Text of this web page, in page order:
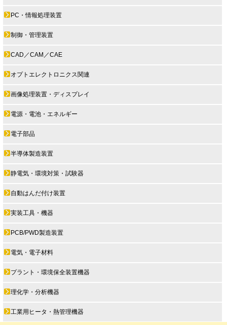
PC・情報処理装置
制御・管理装置
CAD／CAM／CAE
オプトエレクトロニクス関連
画像処理装置・ディスプレイ
電源・電池・エネルギー
電子部品
半導体製造装置
静電気・環境対策・試験器
自動はんだ付け装置
実装工具・機器
PCB/PWD製造装置
電気・電子材料
プラント・環境保全装置機器
理化学・分析機器
工業用ヒータ・熱管理機器